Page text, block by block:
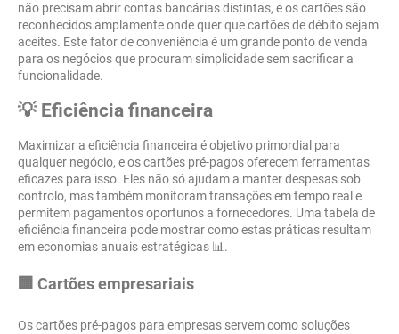
não precisam abrir contas bancárias distintas, e os cartões são
reconhecidos amplamente onde quer que cartões de débito sejam
aceites. Este fator de conveniência é um grande ponto de venda
para os negócios que procuram simplicidade sem sacrificar a
funcionalidade.
💡 Eficiência financeira
Maximizar a eficiência financeira é objetivo primordial para
qualquer negócio, e os cartões pré-pagos oferecem ferramentas
eficazes para isso. Eles não só ajudam a manter despesas sob
controlo, mas também monitoram transações em tempo real e
permitem pagamentos oportunos a fornecedores. Uma tabela de
eficiência financeira pode mostrar como estas práticas resultam
em economias anuais estratégicas 📊.
🏢 Cartões empresariais
Os cartões pré-pagos para empresas servem como soluções